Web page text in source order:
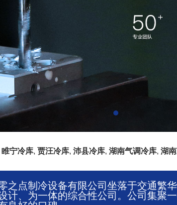
睢宁冷库, 贾汪冷库, 沛县冷库, 湖南气调冷库, 湖
之点制冷设备有限公司坐落于交通繁
计、为一体的综合性公司。公司集聚